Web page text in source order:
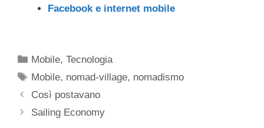
Facebook e internet mobile
Categorie
Mobile,Tecnologia
Tag
Mobile, nomad-village, nomadismo
Così postavano
Sailing Economy